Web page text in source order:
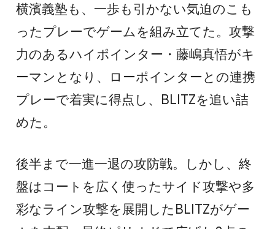
横濱義塾も、一歩も引かない気迫のこも
ったプレーでゲームを組み立てた。攻撃
力のあるハイポインター・藤嶋真悟がキ
ーマンとなり、ローポインターとの連携
プレーで着実に得点し、BLITZを追い詰
めた。
後半まで一進一退の攻防戦。しかし、終
盤はコートを広く使ったサイド攻撃や多
彩なライン攻撃を展開したBLITZがゲー